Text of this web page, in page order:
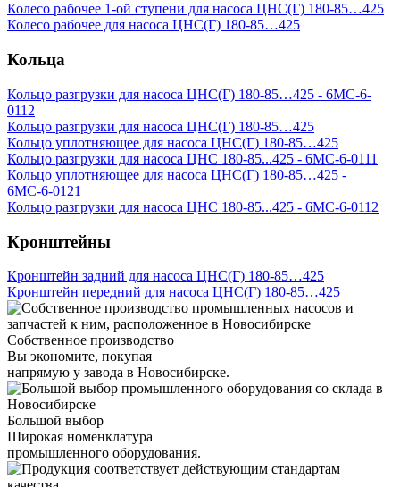
Колесо рабочее 1-ой ступени для насоса ЦНС(Г) 180-85…425
Колесо рабочее для насоса ЦНС(Г) 180-85…425
Кольца
Кольцо разгрузки для насоса ЦНС(Г) 180-85…425 - 6МС-6-
0112
Кольцо разгрузки для насоса ЦНС(Г) 180-85…425
Кольцо уплотняющее для насоса ЦНС(Г) 180-85…425
Кольцо разгрузки для насоса ЦНС 180-85...425 - 6МС-6-0111
Кольцо уплотняющее для насоса ЦНС(Г) 180-85…425 -
6МС-6-0121
Кольцо разгрузки для насоса ЦНС 180-85...425 - 6МС-6-0112
Кронштейны
Кронштейн задний для насоса ЦНС(Г) 180-85…425
Кронштейн передний для насоса ЦНС(Г) 180-85…425
Собственное производство
Вы экономите, покупая
напрямую у завода в Новосибирске.
Большой выбор
Широкая номенклатура
промышленного оборудования.